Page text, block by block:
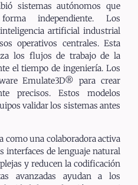
sistemas autónomos que
independiente. Los
artificial industrial
operativos centrales. Esta
los flujos de trabajo de la
el tiempo de ingeniería. Los
Emulate3D® para crear
precisos. Estos modelos
validar los sistemas antes
como una colaboradora activa
interfaces de lenguaje natural
y reducen la codificación
avanzadas ayudan a los